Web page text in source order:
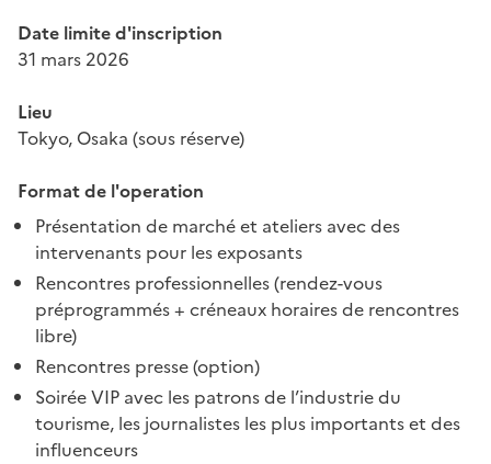
Date limite d'inscription
31 mars 2026
Lieu
Tokyo, Osaka (sous réserve)
Format de l'operation
Présentation de marché et ateliers avec des
intervenants pour les exposants
Rencontres professionnelles (rendez-vous
préprogrammés + créneaux horaires de rencontres
libre)
Rencontres presse (option)
Soirée VIP avec les patrons de l’industrie du
tourisme, les journalistes les plus importants et des
influenceurs